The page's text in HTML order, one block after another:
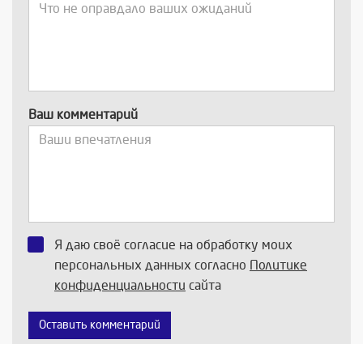
Ваш комментарий
Я даю своё согласие на обработку моих
персональных данных согласно Политике
конфиденциальности сайта
Оставить комментарий